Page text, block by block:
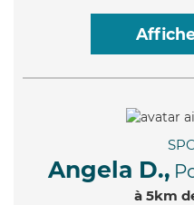
Angela D.,
à 5km